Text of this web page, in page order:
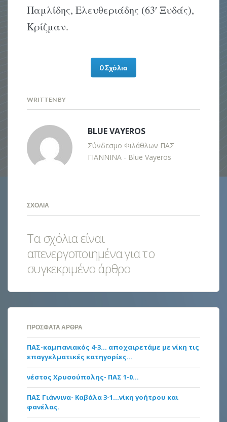
Παμλίδης, Ελευθεριάδης (63′ Ξυδάς),
Κρίζμαν.
0 Σχόλια
WRITTEN BY
BLUE VAYEROS
Σύνδεσμο Φιλάθλων ΠΑΣ
ΓΙΑΝΝΙΝΑ - Blue Vayeros
ΣΧΌΛΙΑ
Τα σχόλια είναι
απενεργοποιημένα για το
συγκεκριμένο άρθρο
ΠΡΌΣΦΑΤΑ ΆΡΘΡΑ
ΠΑΣ-καμπανιακός 4-3… αποχαιρετάμε με νίκη τις
επαγγελματικές κατηγορίες…
νέστος Χρυσούπολης- ΠΑΣ 1-0…
ΠΑΣ Γιάννινα- Καβάλα 3-1…νίκη γοήτρου και
φανέλας.